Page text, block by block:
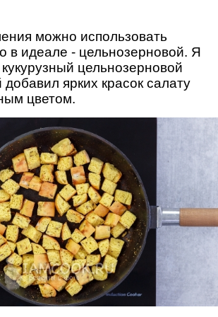
можно использовать
в идеале - цельнозерновой. Я
цельнозерновой
добавил ярких красок салату
цветом.